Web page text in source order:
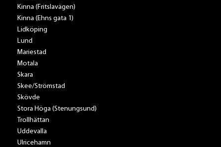
Kinna (Fritslavägen)
Kinna (Ehns gata 1)
Lidköping
Lund
Mariestad
Motala
Skara
Skee/Strömstad
Skövde
Stora Höga (Stenungsund)
Trollhättan
Uddevalla
Ulricehamn